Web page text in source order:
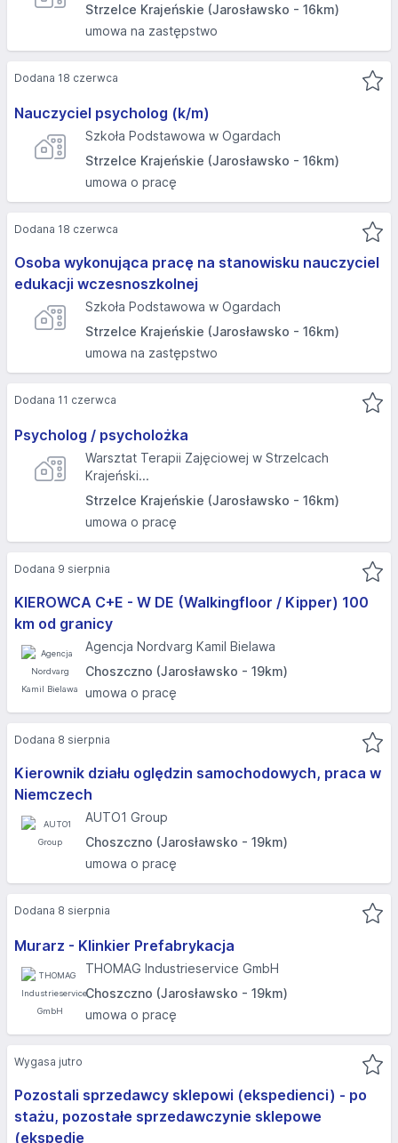
Strzelce Krajeńskie (Jarosławsko - 16km)
umowa na zastępstwo
Nauczyciel psycholog (k/m)
Szkoła Podstawowa w Ogardach
Strzelce Krajeńskie (Jarosławsko - 16km)
umowa o pracę
Dodana 18 czerwca
Osoba wykonująca pracę na stanowisku nauczyciel
edukacji wczesnoszkolnej
Szkoła Podstawowa w Ogardach
Strzelce Krajeńskie (Jarosławsko - 16km)
umowa na zastępstwo
Dodana 18 czerwca
Psycholog / psycholożka
Warsztat Terapii Zajęciowej w Strzelcach
Krajeński...
Strzelce Krajeńskie (Jarosławsko - 16km)
umowa o pracę
Dodana 11 czerwca
KIEROWCA C+E - W DE (Walkingfloor / Kipper) 100
km od granicy
Agencja Nordvarg Kamil Bielawa
Choszczno (Jarosławsko - 19km)
umowa o pracę
Dodana 9 sierpnia
Kierownik działu oględzin samochodowych, praca w
Niemczech
AUTO1 Group
Choszczno (Jarosławsko - 19km)
umowa o pracę
Dodana 8 sierpnia
Murarz - Klinkier Prefabrykacja
THOMAG Industrieservice GmbH
Choszczno (Jarosławsko - 19km)
umowa o pracę
Dodana 8 sierpnia
Pozostali sprzedawcy sklepowi (ekspedienci) - po
stażu, pozostałe sprzedawczynie sklepowe
(ekspedie
Wygasa jutro